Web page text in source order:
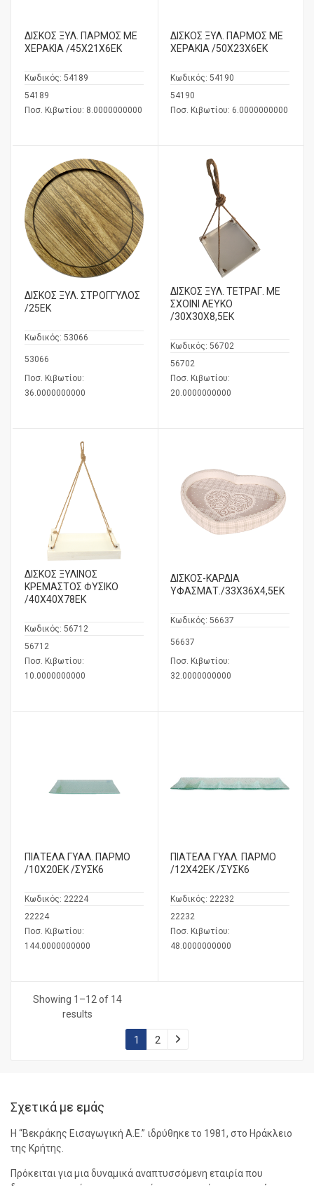
ΔΙΣΚΟΣ ΞΥΛ. ΠΑΡΜΟΣ ΜΕ
ΧΕΡΑΚΙΑ /45Χ21Χ6ΕΚ
Κωδικός: 54189
54189
Ποσ. Κιβωτίου: 8.0000000000
ΔΙΣΚΟΣ ΞΥΛ. ΠΑΡΜΟΣ ΜΕ
ΧΕΡΑΚΙΑ /50Χ23Χ6ΕΚ
Κωδικός: 54190
54190
Ποσ. Κιβωτίου: 6.0000000000
ΔΙΣΚΟΣ ΞΥΛ. ΣΤΡΟΓΓΥΛΟΣ
/25ΕΚ
Κωδικός: 53066
53066
Ποσ. Κιβωτίου:
36.0000000000
ΔΙΣΚΟΣ ΞΥΛ. ΤΕΤΡΑΓ. ΜΕ
ΣΧΟΙΝΙ ΛΕΥΚΟ
/30Χ30Χ8,5ΕΚ
Κωδικός: 56702
56702
Ποσ. Κιβωτίου:
20.0000000000
ΔΙΣΚΟΣ ΞΥΛΙΝΟΣ
ΚΡΕΜΑΣΤΟΣ ΦΥΣΙΚΟ
/40Χ40Χ78ΕΚ
Κωδικός: 56712
56712
Ποσ. Κιβωτίου:
10.0000000000
ΔΙΣΚΟΣ-ΚΑΡΔΙΑ
ΥΦΑΣΜΑΤ./33X36X4,5EK
Κωδικός: 56637
56637
Ποσ. Κιβωτίου:
32.0000000000
ΠΙΑΤΕΛΑ ΓΥΑΛ. ΠΑΡΜΟ
/10Χ20ΕΚ /ΣΥΣΚ6
Κωδικός: 22224
22224
Ποσ. Κιβωτίου:
144.0000000000
ΠΙΑΤΕΛΑ ΓΥΑΛ. ΠΑΡΜΟ
/12Χ42ΕΚ /ΣΥΣΚ6
Κωδικός: 22232
22232
Ποσ. Κιβωτίου:
48.0000000000
Showing 1–12 of 14
results
1 2
Σχετικά με εμάς
Η “Βεκράκης Εισαγωγική Α.Ε.” ιδρύθηκε το 1981, στο Ηράκλειο
της Κρήτης.
Πρόκειται για μια δυναμικά αναπτυσσόμενη εταιρία που